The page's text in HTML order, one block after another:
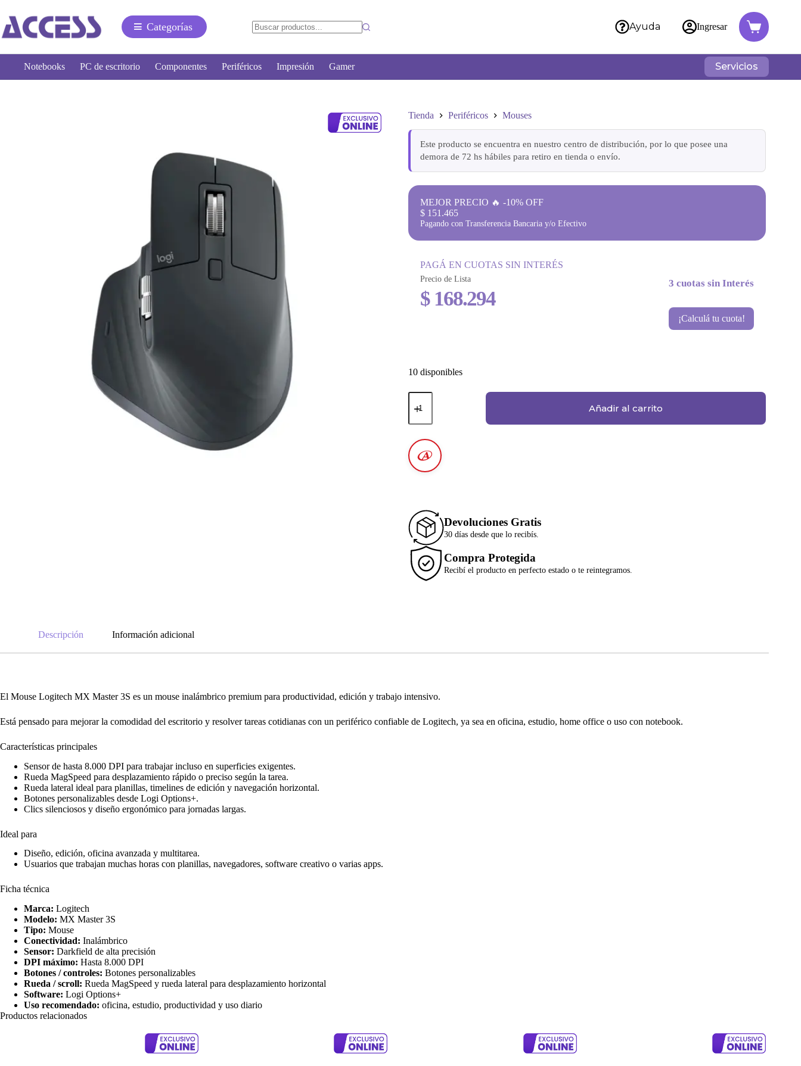
Categorías Ayuda Ingresar
Notebooks PC de escritorio Componentes Periféricos Impresión Gamer Servicios
Tienda Periféricos Mouses
Este producto se encuentra en nuestro centro de distribución, por lo que posee una
demora de 72 hs hábiles para retiro en tienda o envío.
MEJOR PRECIO 🔥 -10% OFF
$ 151.465
Pagando con Transferencia Bancaria y/o Efectivo
PAGÁ EN CUOTAS SIN INTERÉS
Precio de Lista
$168.294
3 cuotas sin Interés
¡Calculá tu cuota!
10 disponibles
Añadir al carrito
Devoluciones Gratis
30 días desde que lo recibís.
Compra Protegida
Recibí el producto en perfecto estado o te reintegramos.
Descripción Información adicional
El Mouse Logitech MX Master 3S es un mouse inalámbrico premium para productividad, edición y trabajo intensivo.
Está pensado para mejorar la comodidad del escritorio y resolver tareas cotidianas con un periférico confiable de Logitech, ya sea en oficina, estudio, home office o uso con notebook.
Características principales
Sensor de hasta 8.000 DPI para trabajar incluso en superficies exigentes.
Rueda MagSpeed para desplazamiento rápido o preciso según la tarea.
Rueda lateral ideal para planillas, timelines de edición y navegación horizontal.
Botones personalizables desde Logi Options+.
Clics silenciosos y diseño ergonómico para jornadas largas.
Ideal para
Diseño, edición, oficina avanzada y multitarea.
Usuarios que trabajan muchas horas con planillas, navegadores, software creativo o varias apps.
Ficha técnica
Marca: Logitech
Modelo: MX Master 3S
Tipo: Mouse
Conectividad: Inalámbrico
Sensor: Darkfield de alta precisión
DPI máximo: Hasta 8.000 DPI
Botones / controles: Botones personalizables
Rueda / scroll: Rueda MagSpeed y rueda lateral para desplazamiento horizontal
Software: Logi Options+
Uso recomendado: oficina, estudio, productividad y uso diario
Productos relacionados